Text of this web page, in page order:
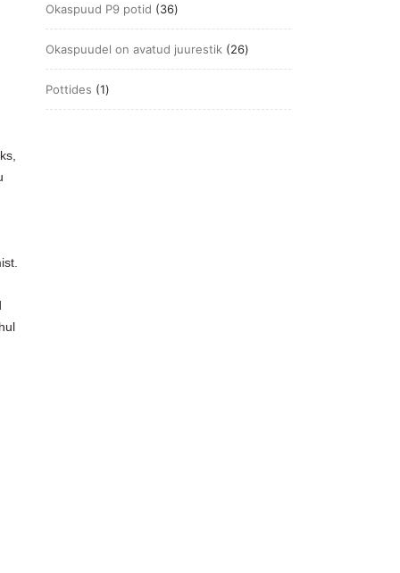
Okaspuud P9 potid
3636
toodet
Okaspuudel on avatud juurestik
2626
toodet
Pottides
11
toode